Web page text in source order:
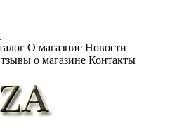
О магазние Новости
о магазине Контакты